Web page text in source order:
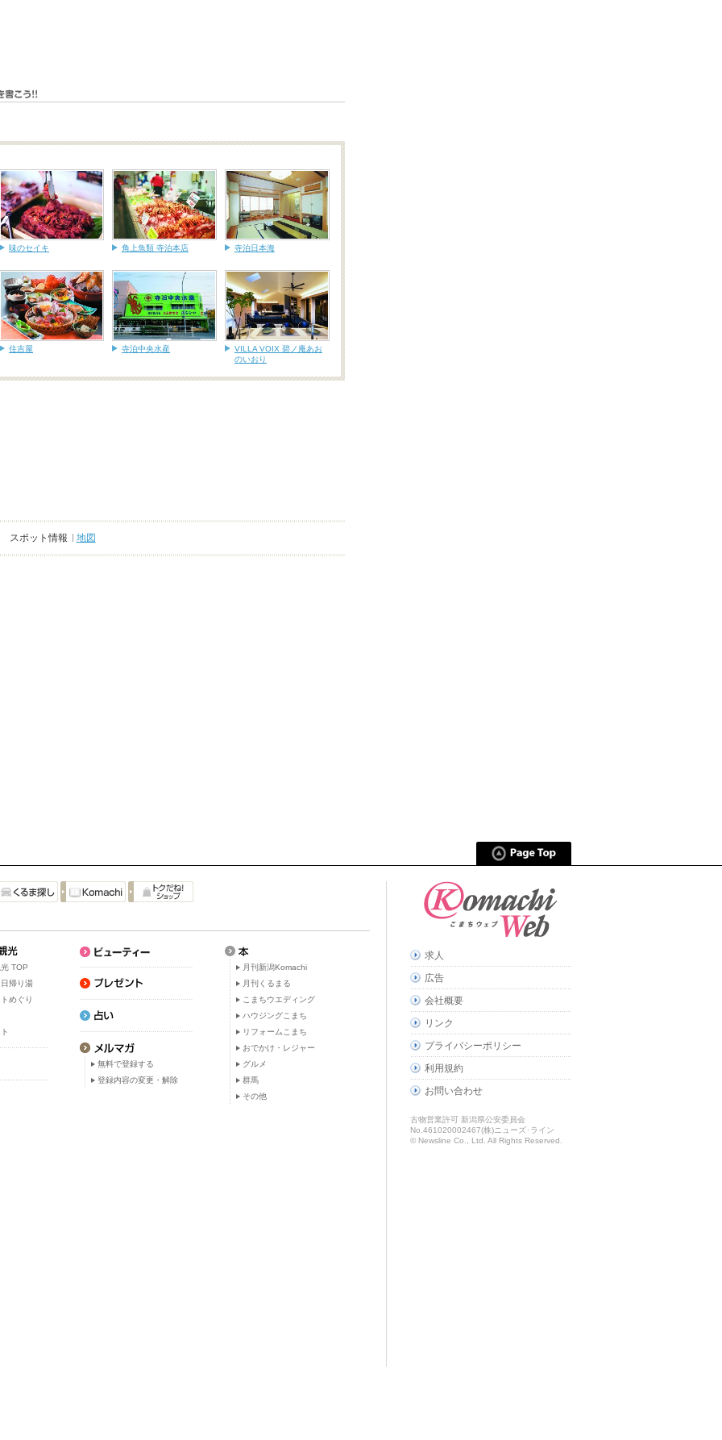
味のセイキ 角上魚類 寺泊本店 寺泊日本海
住吉屋 寺泊中央水産
VILLA VOIX 碧ノ庵あお
のいおり
スポット情報 地図
TOP
帰り湯
めぐり
無料で登録する
登録内容の変更・解除
月刊新潟Komachi
月刊くるまる
こまちウエディング
ハウジングこまち
リフォームこまち
おでかけ・レジャー
グルメ
群馬
その他
求人
広告
会社概要
リンク
プライバシーポリシー
利用規約
お問い合わせ
古物営業許可 新潟県公安委員会
No.461020002467(株)ニューズ･ライン
© Newsline Co., Ltd. All Rights Reserved.